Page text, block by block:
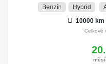
Benzín Hybrid
10000 km
Celkově